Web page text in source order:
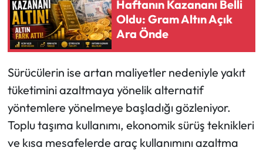
Haftanın Kazananı Belli
Oldu: Gram Altın Açık
Ara Önde
Sürücülerin ise artan maliyetler nedeniyle yakıt
tüketimini azaltmaya yönelik alternatif
yöntemlere yönelmeye başladığı gözleniyor.
Toplu taşıma kullanımı, ekonomik sürüş teknikleri
ve kısa mesafelerde araç kullanımını azaltma